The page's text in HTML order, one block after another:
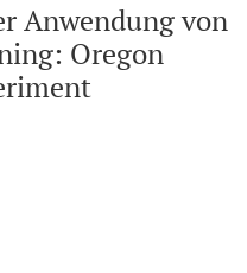
Anwendung von
Oregon